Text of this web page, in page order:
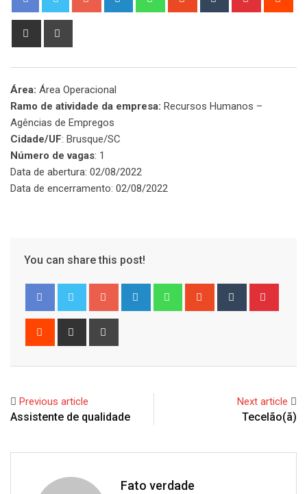
Share
Área: Área Operacional
Ramo de atividade da empresa: Recursos Humanos –
Agências de Empregos
Cidade/UF: Brusque/SC
Número de vagas: 1
Data de abertura: 02/08/2022
Data de encerramento: 02/08/2022
You can share this post!
Google+ LinkedIn WhatsappStumbleUpon
Tumblr
Reddit
Share
Previous article
Assistente de qualidade
Next article
Tecelão(ã)
Fato verdade